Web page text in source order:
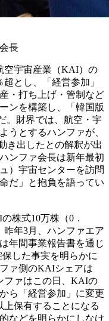
長
空宇宙産業（KAI）の
とし、「経営参加」
・打ち上げ・管制など
ンを構築し、「韓国版
。財界では、航空・宇
うとするハンファが、
き出したとの解釈が出
ンファ会長は新年最初
）宇宙センターを訪問
だ」と抱負を語ってい
株式10万株（0．
年3月、ハンファエア
年間事業報告書を通じ
した事実を明らかに
ァ側のKAIシェアは
ファはこの日、KAIの
ら「経営参加」に変更
上保有することになる
などを明らかにしなけ